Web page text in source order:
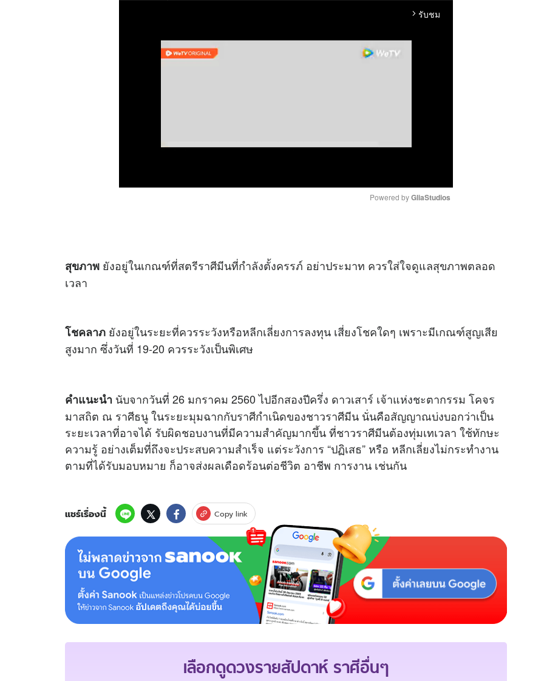
arrow_forward_ios รับชม
t
Powered by GliaStudios
สุขภาพ ยังอยู่ในเกณฑ์ที่สตรีราศีมีนที่กำลังตั้งครรภ์ อย่าประมาท ควรใส่ใจดูแลสุขภาพตลอด
เวลา
โชคลาภ ยังอยู่ในระยะที่ควรระวังหรือหลีกเลี่ยงการลงทุน เสี่ยงโชคใดๆ เพราะมีเกณฑ์สูญเสีย
สูงมาก ซึ่งวันที่ 19-20 ควรระวังเป็นพิเศษ
คำแนะนำ นับจากวันที่ 26 มกราคม 2560 ไปอีกสองปีครึ่ง ดาวเสาร์ เจ้าแห่งชะตากรรม โคจร
มาสถิต ณ ราศีธนู ในระยะมุมฉากกับราศีกำเนิดของชาวราศีมีน นั่นคือสัญญาณบ่งบอกว่าเป็น
ระยะเวลาที่อาจได้ รับผิดชอบงานที่มีความสำคัญมากขึ้น ที่ชาวราศีมีนต้องทุ่มเทเวลา ใช้ทักษะ
ความรู้ อย่างเต็มที่ถึงจะประสบความสำเร็จ แต่ระวังการ “ปฏิเสธ” หรือ หลีกเลี่ยงไม่กระทำงาน
ตามที่ได้รับมอบหมาย ก็อาจส่งผลเดือดร้อนต่อชีวิต อาชีพ การงาน เช่นกัน
แชร์เรื่องนี้ Copy link
เลือกดูดวงรายสัปดาห์ราศีอื่นๆ